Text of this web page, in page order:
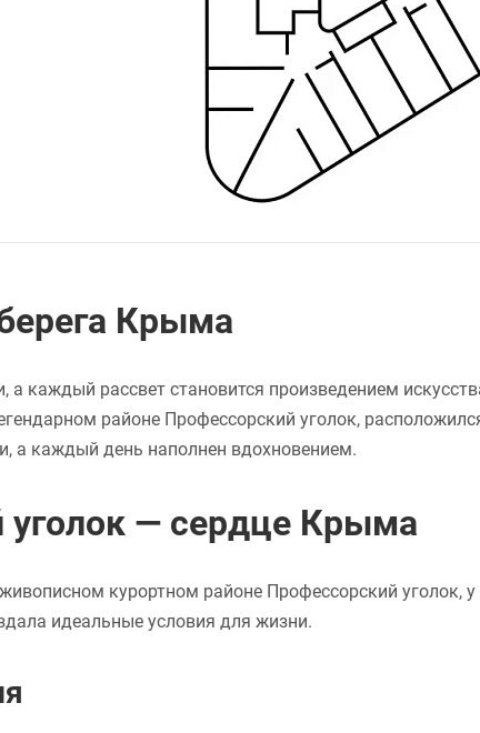
Крыма
а каждый рассвет становится произведением
районе Профессорский уголок,
а каждый день наполнен вдохновением.
— сердце Крыма
курортном районе Профессорский уголок,
идеальные условия для жизни.